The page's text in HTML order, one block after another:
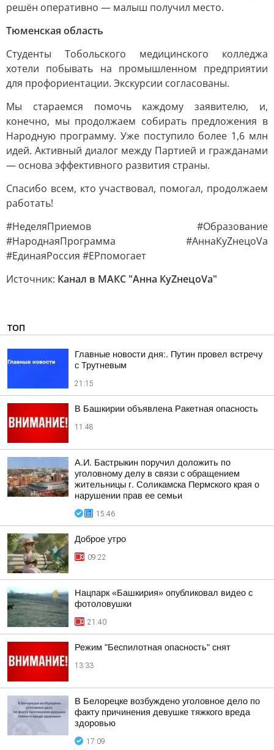
решён оперативно — малыш получил место.
Тюменская область
Студенты Тобольского медицинского колледжа
хотели побывать на промышленном предприятии
для профориентации. Экскурсии согласованы.
Мы стараемся помочь каждому заявителю, и,
конечно, мы продолжаем собирать предложения в
Народную программу. Уже поступило более 1,6 млн
идей. Активный диалог между Партией и гражданами
— основа эффективного развития страны.
Спасибо всем, кто участвовал, помогал, продолжаем
работать!
#НеделяПриемов #Образование
#НароднаяПрограмма #АннаКуZнецоVа
#ЕдинаяРоссия #ЕРпомогает
Источник: Канал в МАКС "Анна КуZнецоVа"
ТОП
Главные новости дня:. Путин провел встречу
с Трутневым
21:15
В Башкирии объявлена Ракетная опасность
11:48
А.И. Бастрыкин поручил доложить по
уголовному делу в связи с обращением
жительницы г. Соликамска Пермского края о
нарушении прав ее семьи
15:46
Доброе утро
09:22
Нацпарк «Башкирия» опубликовал видео с
фотоловушки
21:40
Режим "Беспилотная опасность" снят
13:33
В Белорецке возбуждено уголовное дело по
факту причинения девушке тяжкого вреда
здоровью
17:09